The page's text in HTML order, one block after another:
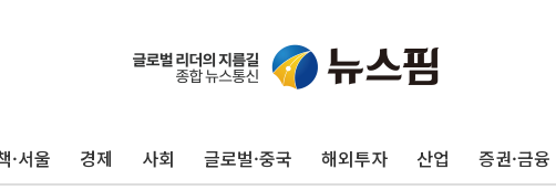
·서울 경제 사회 글로벌·중국 해외투자 산업 증권·금융
[종합] 김민석, 정청래에 누
민주당 경북도당위원장에 오
인천서 말다툼 중 어머니 살
[속보] 민주, 강원·대구·경북